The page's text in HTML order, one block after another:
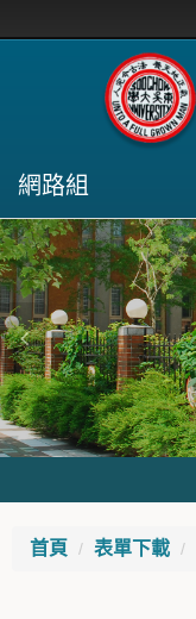
網路組
首頁 表單下載